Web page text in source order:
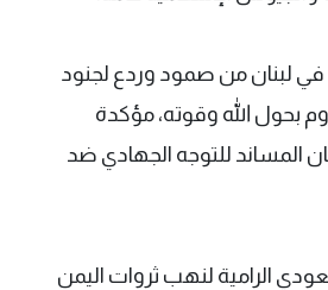
في لبنان من صمود وردع لجنود
بحول الله وقوته، مؤكدة
المساند للتوجه الجهادي ضد
الرامية لنهب ثروات اليمن